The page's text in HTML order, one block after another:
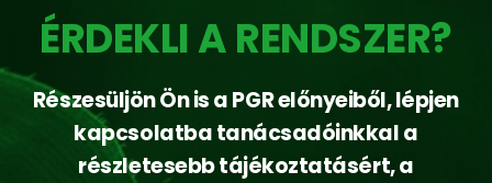
ÉRDEKLI A RENDSZER?
Részesüljön Ön is a PGR előnyeiből, lépjen
kapcsolatba tanácsadóinkkal a
részletesebb tájékoztatásért, a